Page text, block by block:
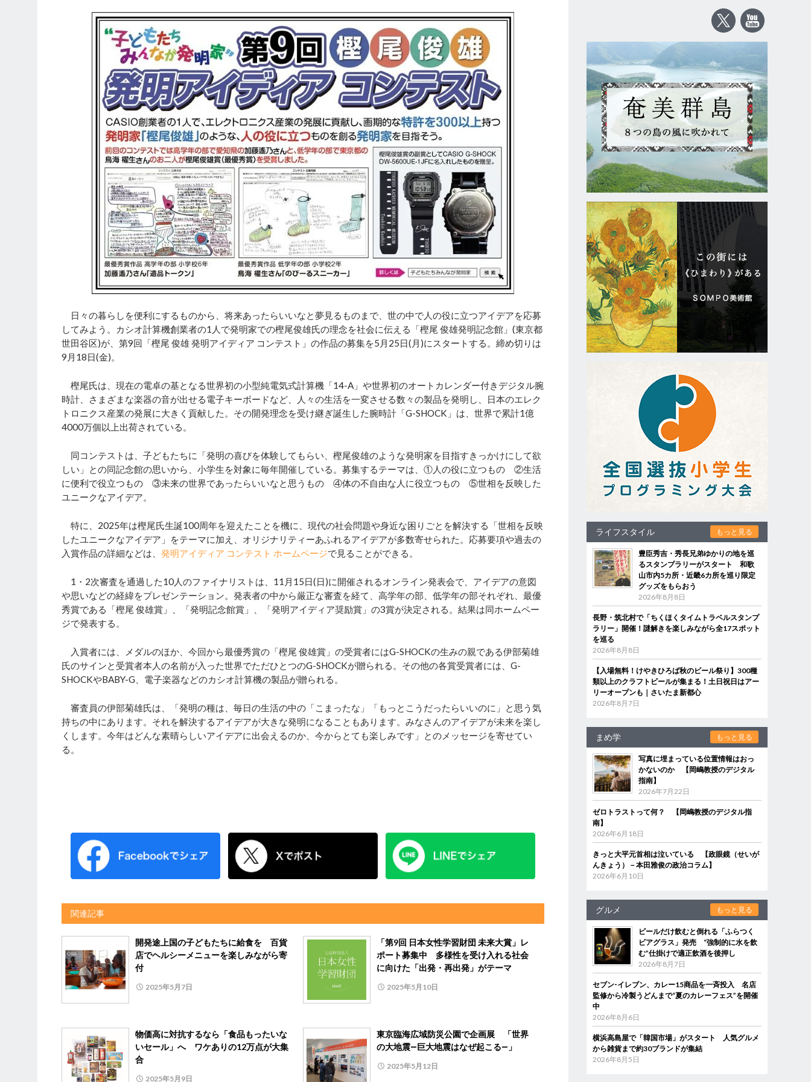
日々の暮らしを便利にするものから、将来あったらいいなと夢見るものまで、世の中で人の役に立つアイデアを応募
してみよう。カシオ計算機創業者の1人で発明家での樫尾俊雄氏の理念を社会に伝える「樫尾 俊雄発明記念館」(東京都
世田谷区)が、第9回「樫尾 俊雄 発明アイディア コンテスト」の作品の募集を5月25日(月)にスタートする。締め切りは
9月18日(金)。
樫尾氏は、現在の電卓の基となる世界初の小型純電気式計算機「14-A」や世界初のオートカレンダー付きデジタル腕
時計、さまざまな楽器の音が出せる電子キーボードなど、人々の生活を一変させる数々の製品を発明し、日本のエレク
トロニクス産業の発展に大きく貢献した。その開発理念を受け継ぎ誕生した腕時計「G-SHOCK」は、世界で累計1億
4000万個以上出荷されている。
同コンテストは、子どもたちに「発明の喜びを体験してもらい、樫尾俊雄のような発明家を目指すきっかけにして欲
しい」との同記念館の思いから、小学生を対象に毎年開催している。募集するテーマは、①人の役に立つもの ②生活
に便利で役立つもの ③未来の世界であったらいいなと思うもの ④体の不自由な人に役立つもの ⑤世相を反映した
ユニークなアイデア。
特に、2025年は樫尾氏生誕100周年を迎えたことを機に、現代の社会問題や身近な困りごとを解決する「世相を反映
したユニークなアイデア」をテーマに加え、オリジナリティーあふれるアイデアが多数寄せられた。応募要項や過去の
入賞作品の詳細などは、 発明アイディア コンテスト ホームページで見ることができる。
1・2次審査を通過した10人のファイナリストは、11月15日(日)に開催されるオンライン発表会で、アイデアの意図
や思いなどの経緯をプレゼンテーション。発表者の中から厳正な審査を経て、高学年の部、低学年の部それぞれ、最優
秀賞である「樫尾 俊雄賞」、「発明記念館賞」、「発明アイディア奨励賞」の3賞が決定される。結果は同ホームペー
ジで発表する。
入賞者には、メダルのほか、今回から最優秀賞の「樫尾 俊雄賞」の受賞者にはG-SHOCKの生みの親である伊部菊雄
氏のサインと受賞者本人の名前が入った世界でただひとつのG-SHOCKが贈られる。その他の各賞受賞者には、G-
SHOCKやBABY-G、電子楽器などのカシオ計算機の製品が贈られる。
審査員の伊部菊雄氏は、「発明の種は、毎日の生活の中の「こまったな」「もっとこうだったらいいのに」と思う気
持ちの中にあります。それを解決するアイデアが大きな発明になることもあります。みなさんのアイデアが未来を楽し
くします。今年はどんな素晴らしいアイデアに出会えるのか、今からとても楽しみです」とのメッセージを寄せてい
る。
関連記事
開発途上国の⼦どもたちに給⾷を 百貨
店でヘルシーメニューを楽しみながら寄
付
2025年5月7日
「第9回 日本女性学習財団 未来大賞」レ
ポート募集中 多様性を受け入れる社会
に向けた「出発・再出発」がテーマ
2025年5月10日
物価高に対抗するなら「食品もったいな
いセール」へ ワケありの12万点が大集
合
2025年5月9日
東京臨海広域防災公園で企画展 「世界
の大地震―巨大地震はなぜ起こる―」
2025年5月12日
ライフスタイル もっと見る
豊臣秀吉・秀長兄弟ゆかりの地を巡
るスタンプラリーがスタート 和歌
山市内5カ所・近畿6カ所を巡り限定
グッズをもらおう
2026年8月8日
長野・筑北村で「ちくほくタイムトラベルスタンプ
ラリー」開催！謎解きを楽しみながら全17スポット
を巡る
2026年8月8日
【入場無料！けやきひろば秋のビール祭り】300種
類以上のクラフトビールが集まる！土日祝日はアー
リーオープンも｜さいたま新都心
2026年8月7日
まめ学 もっと見る
写真に埋まっている位置情報はおっ
かないのか 【岡嶋教授のデジタル
指南】
2026年7月22日
ゼロトラストって何？ 【岡嶋教授のデジタル指
南】
2026年6月18日
きっと大平元首相は泣いている 【政眼鏡（せいが
んきょう）－本田雅俊の政治コラム】
2026年6月10日
グルメ もっと見る
ビールだけ飲むと倒れる「ふらつく
ビアグラス」発売 “強制的に水を飲
む”仕掛けで適正飲酒を後押し
2026年8月7日
セブン‐イレブン、カレー15商品を一斉投入 名店
監修から冷製うどんまで“夏のカレーフェス”を開催
中
2026年8月6日
横浜高島屋で「韓国市場」がスタート 人気グルメ
から雑貨まで約30ブランドが集結
2026年8月5日